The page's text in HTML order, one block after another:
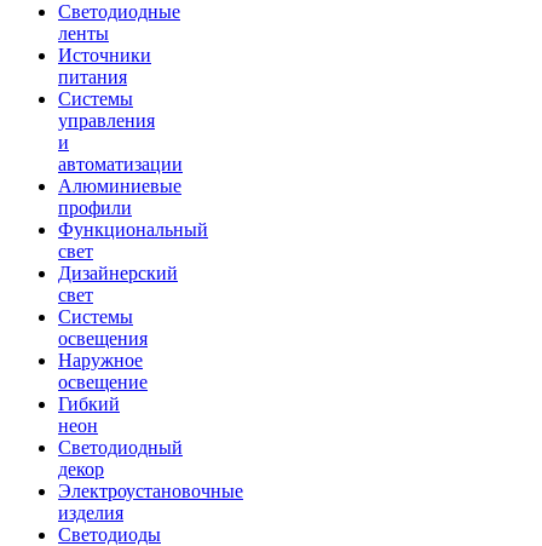
Светодиодные
ленты
Источники
питания
Системы
управления
и
автоматизации
Алюминиевые
профили
Функциональный
свет
Дизайнерский
свет
Системы
освещения
Наружное
освещение
Гибкий
неон
Светодиодный
декор
Электроустановочные
изделия
Светодиоды